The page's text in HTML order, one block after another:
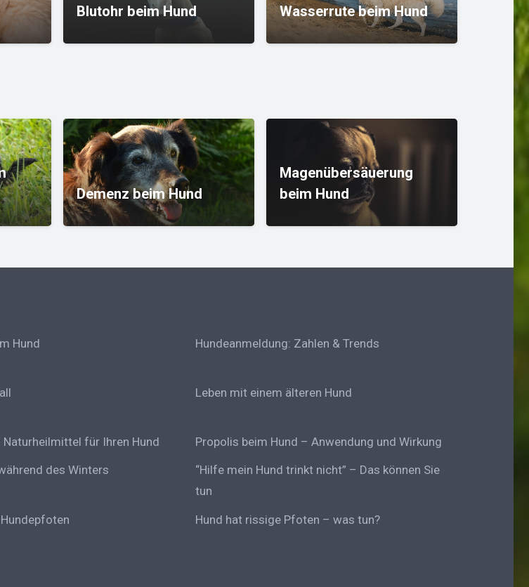
Blutohr beim Hund Wasserrute beim Hund
Hund
Demenz beim Hund
Magenübersäuerung
beim Hund
Hund Hundeanmeldung: Zahlen & Trends
Leben mit einem älteren Hund
für Ihren Hund Propolis beim Hund – Anwendung und Wirkung
des Winters
“Hilfe mein Hund trinkt nicht” – Das können Sie
tun
Hund hat rissige Pfoten – was tun?